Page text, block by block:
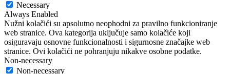
Necessary
Always Enabled
Nužni kolačići su apsolutno neophodni za pravilno funkcioniranje
web stranice. Ova kategorija uključuje samo kolačiće koji
osiguravaju osnovne funkcionalnosti i sigurnosne značajke web
stranice. Ovi kolačići ne pohranjuju nikakve osobne podatke.
Non-necessary
Non-necessary